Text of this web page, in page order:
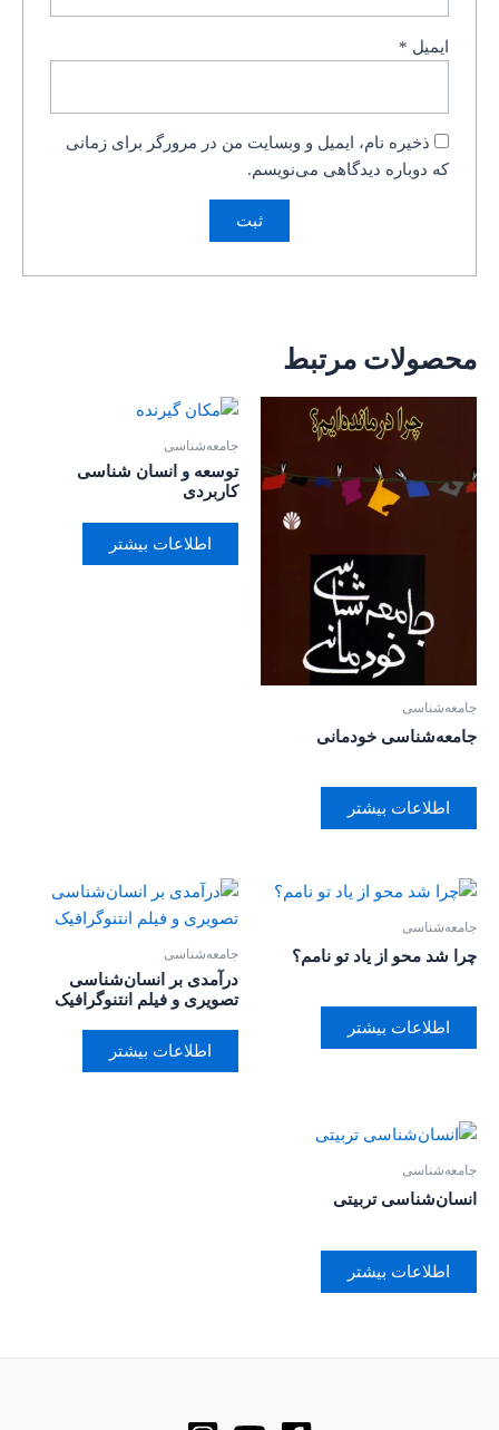
ایمیل *
ذخیره نام، ایمیل و وبسایت من در مرورگر برای زمانی
که دوباره دیدگاهی می‌نویسم.
محصولات مرتبط
جامعه‌شناسی
جامعه‌شناسی خودمانی
اطلاعات بیشتر
جامعه‌شناسی
توسعه و انسان شناسی
کاربردی
اطلاعات بیشتر
جامعه‌شناسی
چرا شد محو از یاد تو نامم؟
اطلاعات بیشتر
جامعه‌شناسی
درآمدی بر انسان‌شناسی
تصویری و فیلم انتنوگرافیک
اطلاعات بیشتر
جامعه‌شناسی
انسان‌شناسی تربیتی
اطلاعات بیشتر